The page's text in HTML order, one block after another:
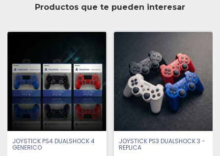
Productos que te pueden interesar
JOYSTICK PS4 DUALSHOCK 4
GENERICO
JOYSTICK PS3 DUALSHOCK 3 -
REPLICA